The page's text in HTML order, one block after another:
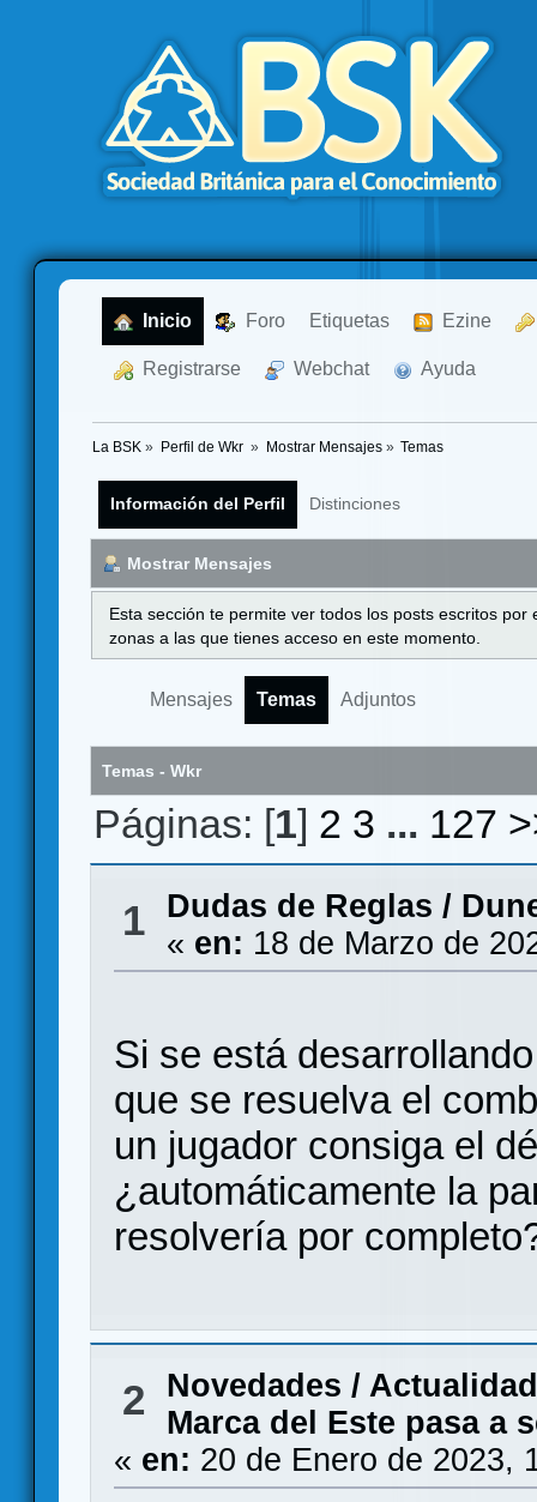
Inicio Foro Etiquetas Ezine
Registrarse Webchat Ayuda
La BSK » Perfil de Wkr » Mostrar Mensajes» Temas
Información del Perfil Distinciones
Mostrar Mensajes
Esta sección te permite ver todos los posts escritos
zonas a las que tienes acceso en este momento.
Mensajes Temas Adjuntos
Temas - Wkr
Páginas: [1] 2 3 ... 127
1 Dudas de Reglas /
« en: 18 de Marzo de
Si se está
que se resuelva el
un jugador consiga el
¿automáticamente la
resolvería por
2
Novedades / Actualidad
Marca del Este pasa a
« en: 20 de Enero de 2023,